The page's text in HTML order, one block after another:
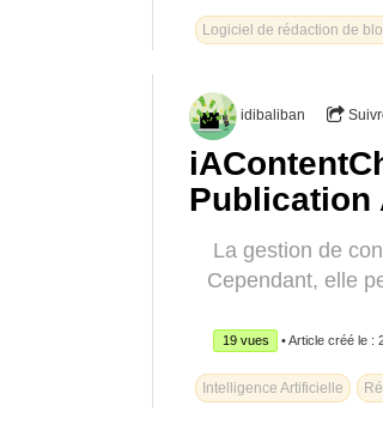
Logiciel de rédaction de
idibaliban
Publication
La gestion de
Cependant, elle
19 vues • Article créé le :
Intelligence Artificielle